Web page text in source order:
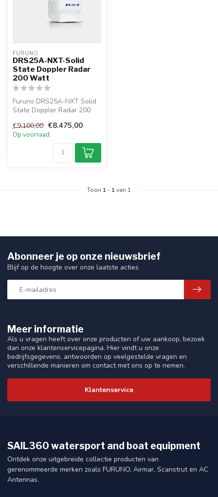
FURUNO
DRS25A-NXT-Solid
State Doppler Radar
200 Watt
Furuno DRS25A-NXT Solid
State Doppler Radar 200
functi...
€9.100,00 €8.475,00
Op voorraad
Toon 1 - 1van 1
Meer informatie
Als u vragen heeft over onze producten of uw aankoop, bezoek
dan onze klantenservicepagina. Hier vindt u onze
bedrijfsgegevens, antwoorden op veelgestelde vragen en
verschillende manieren om contact met ons op te nemen.
Klantenservice
Abonneer je op onze nieuwsbrief
Blijf op de hoogte over onze laatste acties
SAIL360 watersport and boat equipment
Ontdek onze uitgebreide collectie producten van
gerenommeerde merken zoals FURUNO, Airmar, Scanstrut en AC
Antennas.